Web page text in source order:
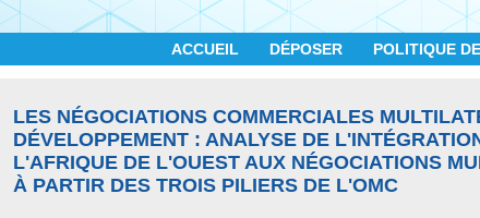
ACCUEIL DÉPOSER POLITIQUE
LES NÉGOCIATIONS COMMERCIALES
DÉVELOPPEMENT : ANALYSE DE
L'AFRIQUE DE L'OUEST AUX NÉGOCIATIONS
À PARTIR DES TROIS PILIERS DE L'OMC